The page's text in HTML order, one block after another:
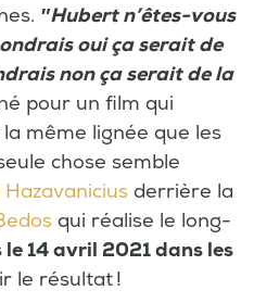
″Hubert n’êtes-vous
oui ça serait de
non ça serait de la
pour un film qui
même lignée que les
chose semble
Hazavanicius derrière la
qui réalise le long-
14 avril 2021 dans les
le résultat !